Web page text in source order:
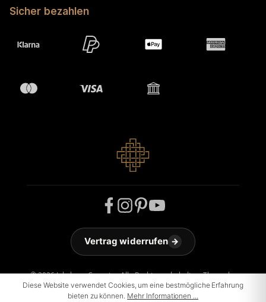
Sicher bezahlen
© 2026 Jakobson Carpets - Alle Rechte vorbehalten. Theme by
ThemeWare®
Vertrag widerrufen →
Diese Website verwendet Cookies, um eine bestmögliche Erfahrung
bieten zu können. Mehr Informationen ...